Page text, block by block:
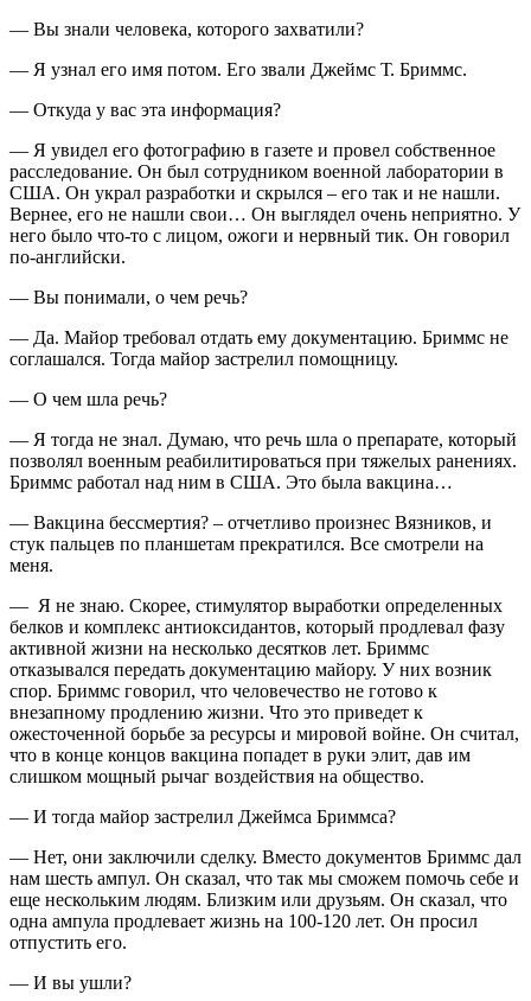
— Вы знали человека, которого захватили?
— Я узнал его имя потом. Его звали Джеймс Т. Бриммс.
— Откуда у вас эта информация?
— Я увидел его фотографию в газете и провел собственное
расследование. Он был сотрудником военной лаборатории в
США. Он украл разработки и скрылся – его так и не нашли.
Вернее, его не нашли свои… Он выглядел очень неприятно. У
него было что-то с лицом, ожоги и нервный тик. Он говорил
по-английски.
— Вы понимали, о чем речь?
— Да. Майор требовал отдать ему документацию. Бриммс не
соглашался. Тогда майор застрелил помощницу.
— О чем шла речь?
— Я тогда не знал. Думаю, что речь шла о препарате, который
позволял военным реабилитироваться при тяжелых ранениях.
Бриммс работал над ним в США. Это была вакцина…
— Вакцина бессмертия? – отчетливо произнес Вязников, и
стук пальцев по планшетам прекратился. Все смотрели на
меня.
— Я не знаю. Скорее, стимулятор выработки определенных
белков и комплекс антиоксидантов, который продлевал фазу
активной жизни на несколько десятков лет. Бриммс
отказывался передать документацию майору. У них возник
спор. Бриммс говорил, что человечество не готово к
внезапному продлению жизни. Что это приведет к
ожесточенной борьбе за ресурсы и мировой войне. Он считал,
что в конце концов вакцина попадет в руки элит, дав им
слишком мощный рычаг воздействия на общество.
— И тогда майор застрелил Джеймса Бриммса?
— Нет, они заключили сделку. Вместо документов Бриммс дал
нам шесть ампул. Он сказал, что так мы сможем помочь себе и
еще нескольким людям. Близким или друзьям. Он сказал, что
одна ампула продлевает жизнь на 100-120 лет. Он просил
отпустить его.
— И вы ушли?